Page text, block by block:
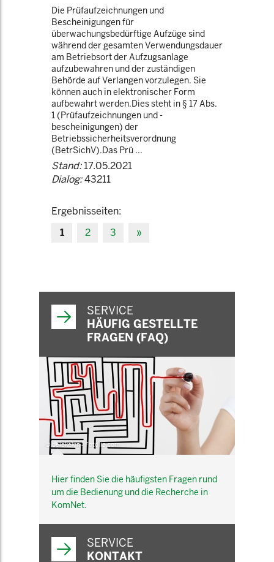
Die Prüfaufzeichnungen und
Bescheinigungen für
überwachungsbedürftige Aufzüge sind
während der gesamten Verwendungsdauer
am Betriebsort der Aufzugsanlage
aufzubewahren und der zuständigen
Behörde auf Verlangen vorzulegen. Sie
können auch in elektronischer Form
aufbewahrt werden.Dies steht in § 17 Abs.
1 (Prüfaufzeichnungen und -
bescheinigungen) der
Betriebssicherheitsverordnung
(BetrSichV).Das Prü ...
Stand:17.05.2021
Dialog:43211
Ergebnisseiten:
1
2 3 »
SERVICE
HÄUFIG GESTELLTE
FRAGEN (FAQ)
© belekekin - Fotolia.com
Hier finden Sie die häufigsten Fragen rund
um die Bedienung und die Recherche in
KomNet.
SERVICE
KONTAKT